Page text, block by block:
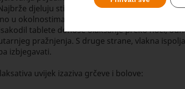
djeluju stimulantni laksativi. Npr.
u okolnostima kada je potrebno planirati
tablete donose olakšanje preko noći,
pražnjenja. S druge strane, vlakna
izbjegavati.
uvijek izaziva grčeve i bolove: